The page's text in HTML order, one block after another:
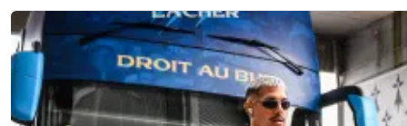
yeaaah
Répondre
liette-van-h 26 août 2021 à 18:07